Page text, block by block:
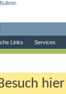
Links Services